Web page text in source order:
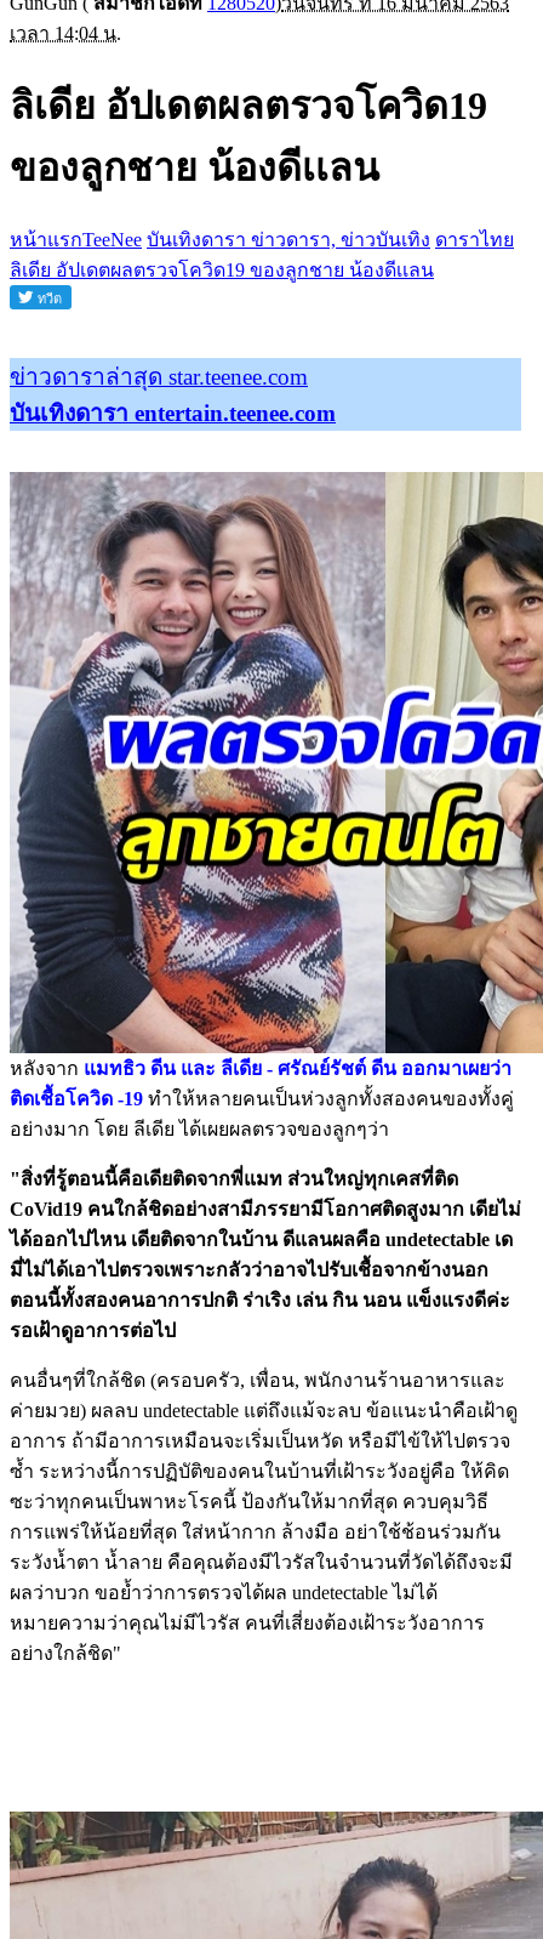
เวลา 14:04 น.
ลิเดีย อัปเดตผลตรวจโควิด19
ของลูกชาย น้องดีเเลน
หน้าแรกTeeNee บันเทิงดารา ข่าวดารา, ข่าวบันเทิง ดาราไทย
ลิเดีย อัปเดตผลตรวจโควิด19 ของลูกชาย น้องดีเเลน
ข่าวดาราล่าสุด star.teenee.com
บันเทิงดารา entertain.teenee.com
หลังจาก แมทธิว ดีน และ ลีเดีย - ศรัณย์รัชต์ ดีน ออกมาเผยว่า
ติดเชื้อโควิด -19 ทำให้หลายคนเป็นห่วงลูกทั้งสองคนของทั้งคู่
อย่างมาก โดย ลีเดีย ได้เผยผลตรวจของลูกๆว่า
"สิ่งที่รู้ตอนนี้คือเดียติดจากพี่แมท ส่วนใหญ่ทุกเคสที่ติด
CoVid19 คนใกล้ชิดอย่างสามีภรรยามีโอกาศติดสูงมาก เดียไม่
ได้ออกไปไหน เดียติดจากในบ้าน ดีแลนผลคือ undetectable เด
มี่ไม่ได้เอาไปตรวจเพราะกลัวว่าอาจไปรับเชื้อจากข้างนอก
ตอนนี้ทั้งสองคนอาการปกติ ร่าเริง เล่น กิน นอน แข็งแรงดีค่ะ
รอเฝ้าดูอาการต่อไป
คนอื่นๆที่ใกล้ชิด (ครอบครัว, เพื่อน, พนักงานร้านอาหารและ
ค่ายมวย) ผลลบ undetectable แต่ถึงแม้จะลบ ข้อแนะนำคือเฝ้าดู
อาการ ถ้ามีอาการเหมือนจะเริ่มเป็นหวัด หรือมีไข้ให้ไปตรวจ
ซ้ำ ระหว่างนี้การปฏิบัติของคนในบ้านที่เฝ้าระวังอยู่คือ ให้คิด
ซะว่าทุกคนเป็นพาหะโรคนี้ ป้องกันให้มากที่สุด ควบคุมวิธี
การแพร่ให้น้อยที่สุด ใส่หน้ากาก ล้างมือ อย่าใช้ช้อนร่วมกัน
ระวังน้ำตา น้ำลาย คือคุณต้องมีไวรัสในจำนวนที่วัดได้ถึงจะมี
ผลว่าบวก ขอย้ำว่าการตรวจได้ผล undetectable ไม่ได้
หมายความว่าคุณไม่มีไวรัส คนที่เสี่ยงต้องเฝ้าระวังอาการ
อย่างใกล้ชิด"